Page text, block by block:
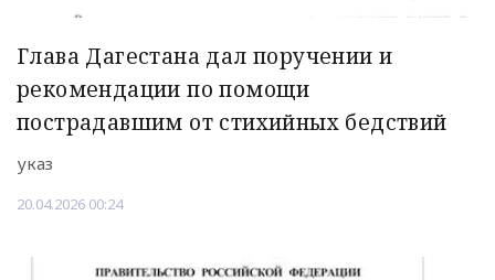
Глава Дагестана дал поручении и
рекомендации по помощи
пострадавшим от стихийных бедствий
указ
20.04.2026 00:24